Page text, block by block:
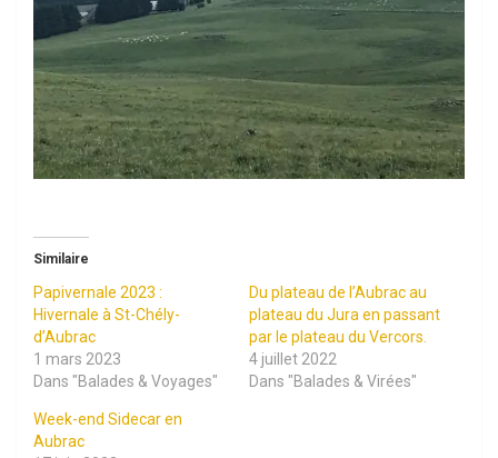
Similaire
Papivernale 2023 :
Hivernale à St-Chély-
d’Aubrac
1 mars 2023
Dans "Balades & Voyages"
Du plateau de l’Aubrac au
plateau du Jura en passant
par le plateau du Vercors.
4 juillet 2022
Dans "Balades & Virées"
Week-end Sidecar en
Aubrac